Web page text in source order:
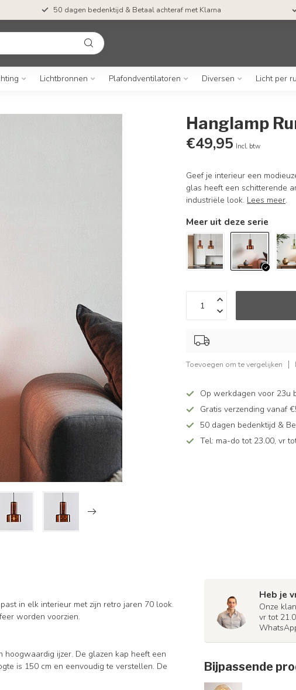
50 dagen bedenktijd & Betaal achteraf met Klarna
Lichtbronnen Plafondventilatoren Diversen Licht per
Hanglamp
€49,95 Incl. btw
Geef je interieur een
glas heeft een schitterende
industriële look. Lees meer.
Meer uit deze serie
Toevoegen om te vergelijken
Op werkdagen voor 23u
Gratis verzending vanaf
50 dagen bedenktijd &
Tel: ma-do tot 23.00, vr
in elk interieur met zijn retro jaren 70 look.
worden voorzien.
ijzer. De glazen kap heeft een
is 150 cm en eenvoudig te verstellen. De
Heb je
Onze
vr tot
Bijpassende